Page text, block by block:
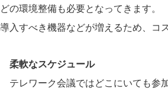
どの環境整備も必要となってきます。
導入すべき機器などが増えるため、コ
柔軟なスケジュール
テレワーク会議ではどこにいても参